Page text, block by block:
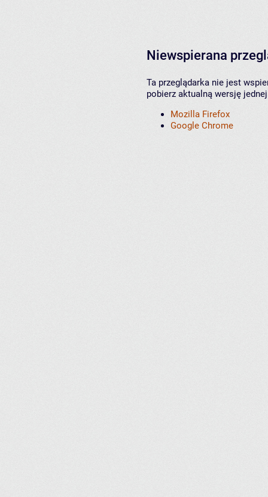
Niewspierana
Ta przeglądarka nie jest
pobierz aktualną wersję
Mozilla Firefox
Google Chrome